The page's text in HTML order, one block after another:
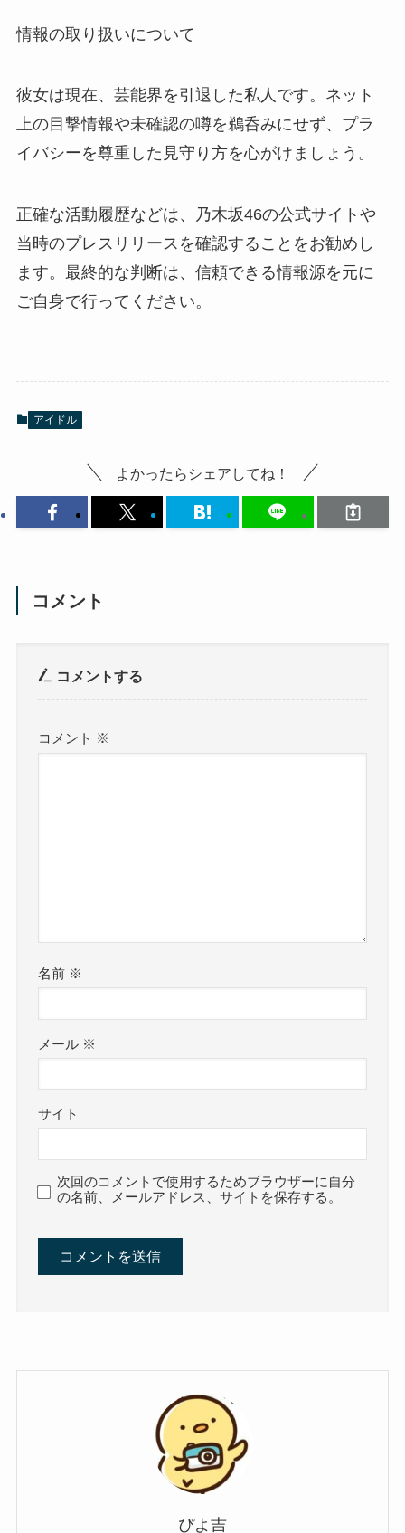
情報の取り扱いについて
彼女は現在、芸能界を引退した私人です。ネット
上の目撃情報や未確認の噂を鵜呑みにせず、プラ
イバシーを尊重した見守り方を心がけましょう。
正確な活動履歴などは、乃木坂46の公式サイトや
当時のプレスリリースを確認することをお勧めし
ます。最終的な判断は、信頼できる情報源を元に
ご自身で行ってください。
アイドル
よかったらシェアしてね！
コメント
コメントする
コメント ※
名前 ※
メール ※
サイト
次回のコメントで使用するためブラウザーに自分
の名前、メールアドレス、サイトを保存する。
ぴよ吉